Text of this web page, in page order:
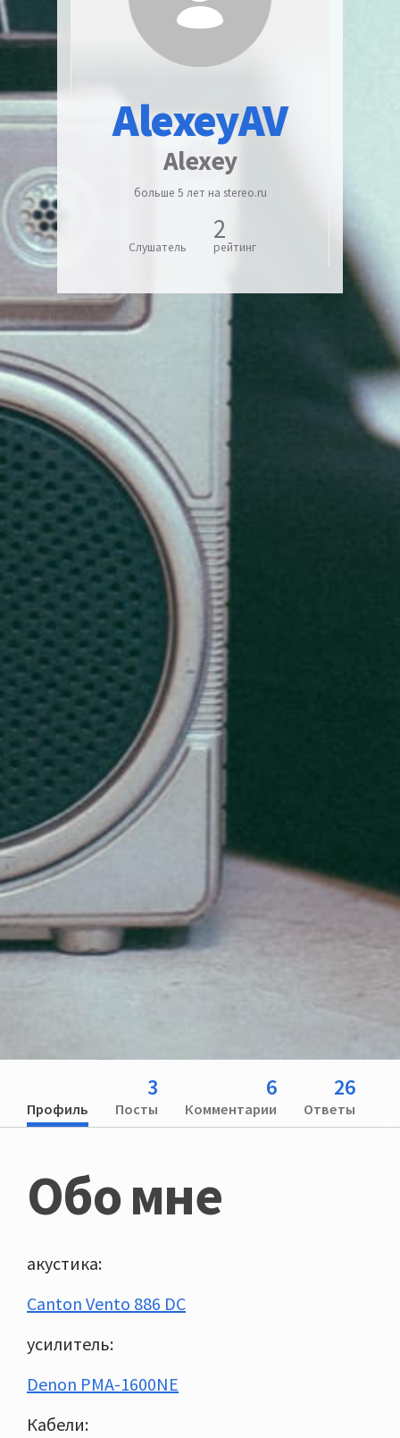
AlexeyAV
Alexey
больше 5 лет на stereo.ru
Слушатель
2
рейтинг
Профиль
3
Посты
6
Комментарии
26
Ответы
Обо мне
акустика:
Canton Vento 886 DC
усилитель:
Denon PMA-1600NE
Кабели: